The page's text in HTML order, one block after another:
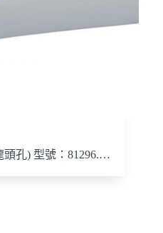
頭孔) 型號：81296.…